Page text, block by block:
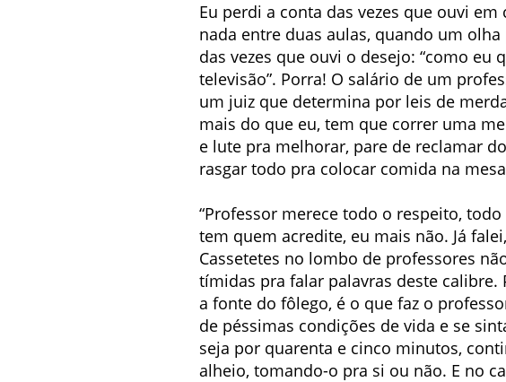
Eu perdi a conta das vezes que ouvi
nada entre duas aulas, quando um
das vezes que ouvi o desejo: “como
televisão”. Porra! O salário de um
um juiz que determina por leis de
mais do que eu, tem que correr uma
e lute pra melhorar, pare de reclamar
rasgar todo pra colocar comida na
“Professor merece todo o respeito,
tem quem acredite, eu mais não. Já
Cassetetes no lombo de professores
tímidas pra falar palavras deste
a fonte do fôlego, é o que faz o
de péssimas condições de vida e se
seja por quarenta e cinco minutos,
alheio, tomando-o pra si ou não. E no